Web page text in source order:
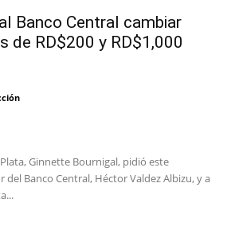
Banco Central cambiar
de RD$200 y RD$1,000
Ginnette Bournigal, pidió este
del Banco Central, Héctor Valdez Albizu, y a